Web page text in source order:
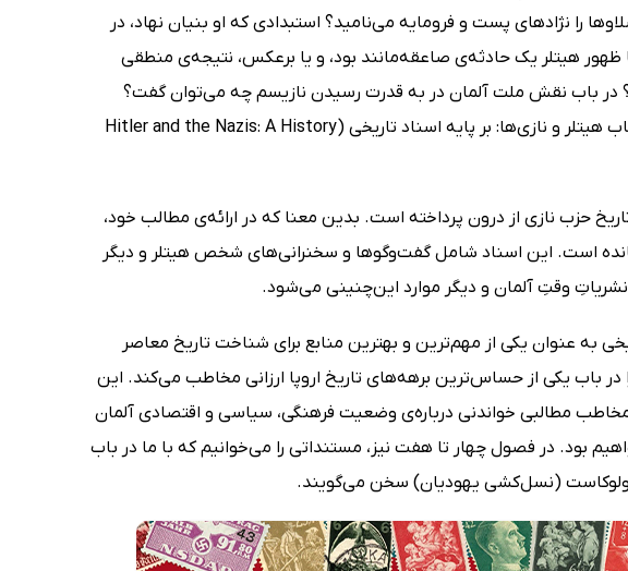
را نژادهای پست و فرومایه می‌نامید؟ استبدادی که او بنیان نهاد، در
ظهور هیتلر یک حادثه‌ی صاعقه‌مانند بود، و یا برعکس، نتیجه‌ی منطقی
در باب نقش ملت آلمان در به قدرت رسیدن نازیسم چه می‌توان گفت؟
این‌ها و بسیاری از پرسش‌های مشابه دیگر، موضوع اصلی کتاب هیتلر و نازی‌ها: بر پایه اسناد تاریخی (Hitler and the Nazis: A History
حزب نازی از درون پرداخته است. بدین معنا که در ارائه‌ی مطالب خود،
است. این اسناد شامل گفت‌وگوها و سخنرانی‌های شخص هیتلر و دیگر
نشریاتِ وقتِ آلمان و دیگر موارد این‌چنینی می‌شود.
به عنوان یکی از مهم‌ترین و بهترین منابع برای شناخت تاریخ معاصر
باب یکی از حساس‌ترین برهه‌های تاریخ اروپا ارزانی مخاطب می‌کند. این
مطالبی خواندنی درباره‌ی وضعیت فرهنگی، سیاسی و اقتصادی آلمان
بود. در فصول چهار تا هفت نیز، مستنداتی را می‌خوانیم که با ما در باب
(نسل‌کشی یهودیان) سخن می‌گویند.